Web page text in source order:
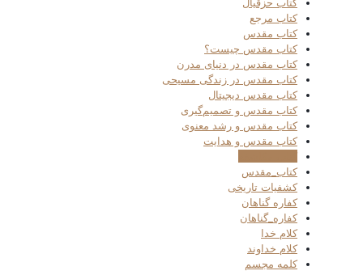
کتاب حزقیال
کتاب مرجع
کتاب مقدس
کتاب مقدس چیست؟
کتاب مقدس در دنیای مدرن
کتاب مقدس در زندگی مسیحی
کتاب مقدس دیجیتال
کتاب مقدس و تصمیم‌گیری
کتاب مقدس و رشد معنوی
کتاب مقدس و هدایت
کتاب_مقدس
کشفیات تاریخی
کفاره گناهان
کفاره_گناهان
کلام خدا
کلام خداوند
کلمه مجسم